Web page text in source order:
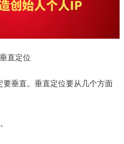
直定位
垂直。垂直定位要从几个方面